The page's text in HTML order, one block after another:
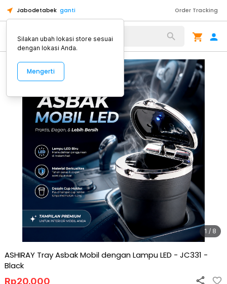
Jabodetabek ganti Order Tracking
Alat Kopi
1 / 8
ASHIRAY Tray Asbak Mobil dengan Lampu LED - JC331 -
Black
Rp20.000
Silakan ubah lokasi store sesuai
dengan lokasi Anda.
Mengerti